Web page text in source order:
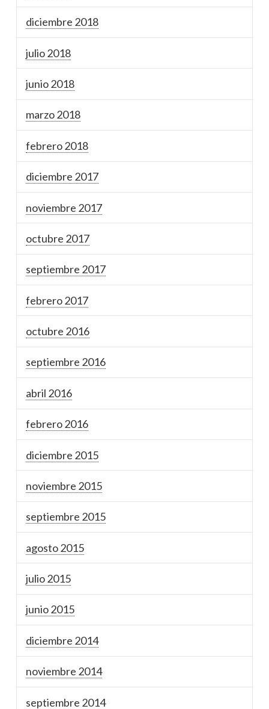
diciembre 2018
julio 2018
junio 2018
marzo 2018
febrero 2018
diciembre 2017
noviembre 2017
octubre 2017
septiembre 2017
febrero 2017
octubre 2016
septiembre 2016
abril 2016
febrero 2016
diciembre 2015
noviembre 2015
septiembre 2015
agosto 2015
julio 2015
junio 2015
diciembre 2014
noviembre 2014
septiembre 2014